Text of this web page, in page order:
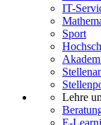
IT-
Sport
Lehre
E-